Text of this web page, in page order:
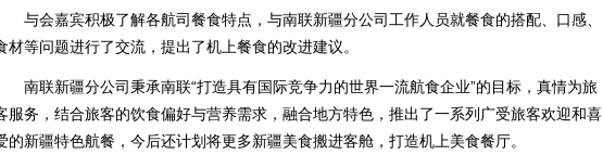
与会嘉宾积极了解各航司餐食特点，与南联新疆分公司工作人员就餐食的搭配、口感、
材等问题进行了交流，提出了机上餐食的改进建议。
南联新疆分公司秉承南联“打造具有国际竞争力的世界一流航食企业”的目标，真情为旅
服务，结合旅客的饮食偏好与营养需求，融合地方特色，推出了一系列广受旅客欢迎和喜
的新疆特色航餐，今后还计划将更多新疆美食搬进客舱，打造机上美食餐厅。